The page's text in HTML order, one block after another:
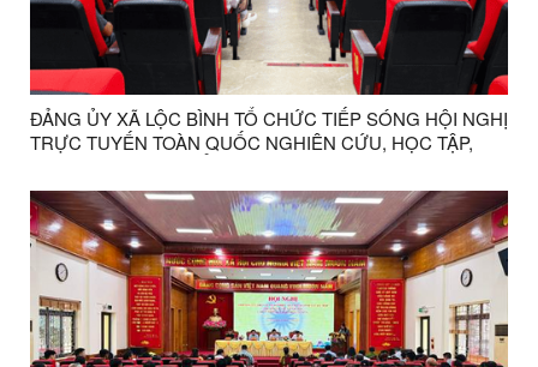
ĐẢNG ỦY XÃ LỘC BÌNH TỔ CHỨC TIẾP SÓNG HỘI NGHỊ
TRỰC TUYẾN TOÀN QUỐC NGHIÊN CỨU, HỌC TẬP,
HỘI NGHỊ LẦN THỨ BA BAN CHẤP HÀNH TRUNG
ƯƠNG ĐẢNG KHÓA XIV